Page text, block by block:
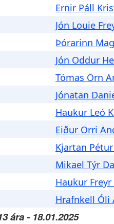
Ernir Páll
Jón Louie
Þórarinn
Jón Oddur
Tómas Örn
Jónatan
Haukur Leó
Eiður Orri
Kjartan
Mikael Týr
Haukur
Hrafnkell Óli
ára - 18.01.2025